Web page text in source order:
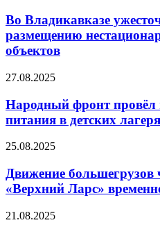
Во Владикавказе
размещению
объектов
27.08.2025
Народный фронт провёл
питания в детских
25.08.2025
Движение большегрузов
«Верхний Ларс»
21.08.2025